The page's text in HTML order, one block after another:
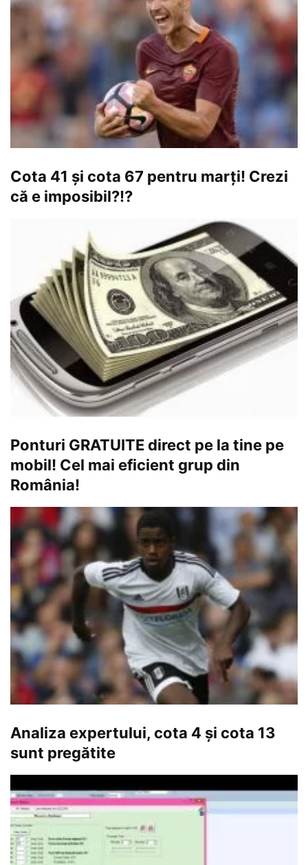
Cota 41 și cota 67 pentru marți! Crezi
că e imposibil?!?
Ponturi GRATUITE direct pe la tine pe
mobil! Cel mai eficient grup din
România!
Analiza expertului, cota 4 și cota 13
sunt pregătite